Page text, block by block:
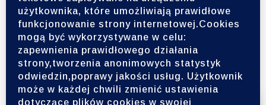
Wesprzyj Ferajnę
Zapisz się do naszego
newslettera
Bądź na bieżąco z naszymi nowościami i
wydarzeniami!